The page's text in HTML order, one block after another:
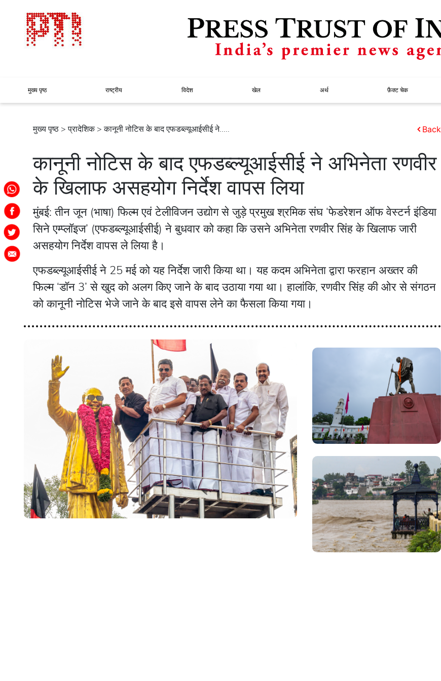
मुख्य पृष्ठ राष्ट्रीय विदेश खेल अर्थ फ़ैक्ट चेक
मुख्य पृष्ठ >प्रादेशिक> कानूनी नोटिस के बाद एफडब्ल्यूआईसीई ने..... Back
कानूनी नोटिस के बाद एफडब्ल्यूआईसीई ने अभिनेता रणवीर
के खिलाफ असहयोग निर्देश वापस लिया
मुंबई: तीन जून (भाषा) फिल्म एवं टेलीविजन उद्योग से जुड़े प्रमुख श्रमिक संघ ‘फेडरेशन ऑफ वेस्टर्न इंडिया
सिने एम्प्लॉइज’ (एफडब्ल्यूआईसीई) ने बुधवार को कहा कि उसने अभिनेता रणवीर सिंह के खिलाफ जारी
असहयोग निर्देश वापस ले लिया है।
एफडब्ल्यूआईसीई ने 25 मई को यह निर्देश जारी किया था। यह कदम अभिनेता द्वारा फरहान अख्तर की
फिल्म ‘डॉन 3’ से खुद को अलग किए जाने के बाद उठाया गया था। हालांकि, रणवीर सिंह की ओर से संगठन
को कानूनी नोटिस भेजे जाने के बाद इसे वापस लेने का फैसला किया गया।